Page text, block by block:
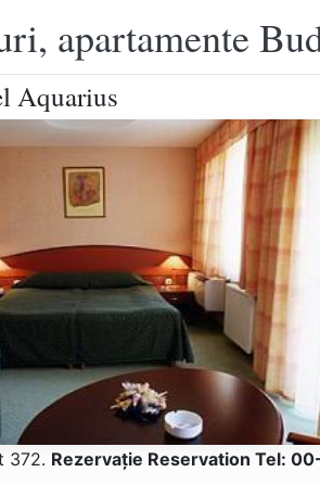
apartamente
Aquarius
372. Rezervaţie Reservation Tel: